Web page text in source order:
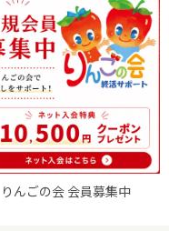
りんごの会 会員募集中